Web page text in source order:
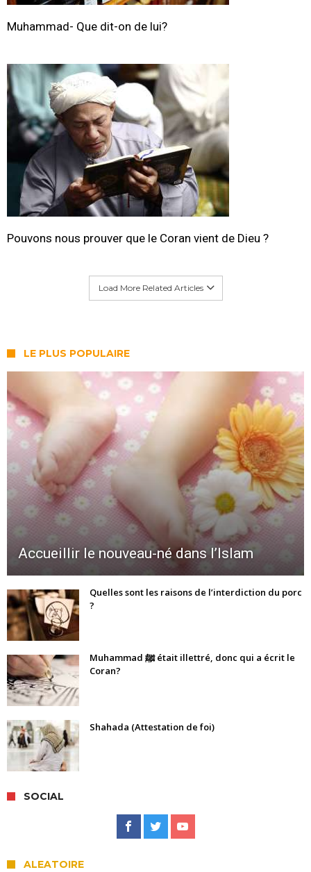
Muhammad- Que dit-on de lui?
Pouvons nous prouver que le Coran vient de Dieu ?
Load More Related Articles
LE PLUS POPULAIRE
Accueillir le nouveau-né dans l’Islam
Quelles sont les raisons de l’interdiction du porc
?
Muhammad ﷺ était illettré, donc qui a écrit le
Coran?
Shahada (Attestation de foi)
SOCIAL
ALEATOIRE